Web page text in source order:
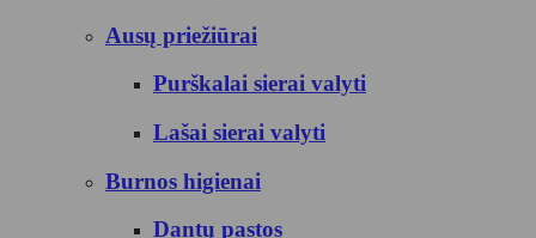
Ausų priežiūrai
Purškalai sierai valyti
Lašai sierai valyti
Burnos higienai
Dantų pastos